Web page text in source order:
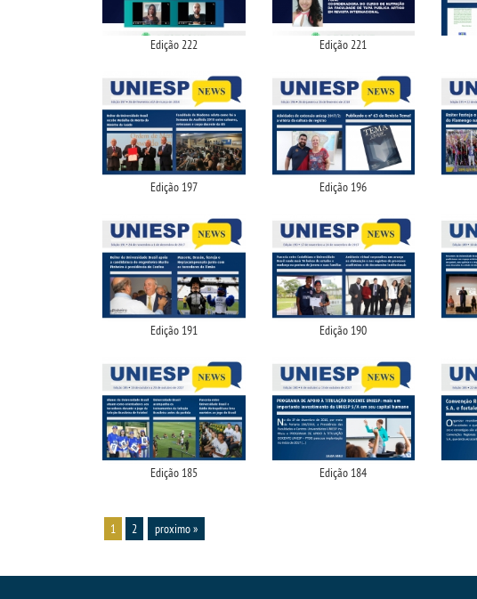
Edição 222 Edição 221
Edição 197 Edição 196
Edição 191 Edição 190
Edição 185 Edição 184
1 2 proximo »